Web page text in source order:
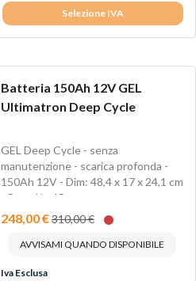
Selezione IVA
Batteria 150Ah 12V GEL
Ultimatron Deep Cycle
GEL Deep Cycle - senza
manutenzione - scarica profonda -
150Ah 12V - Dim: 48,4 x 17 x 24,1 cm
- Peso Kg 45
248,00 €310,00 €
AVVISAMI QUANDO DISPONIBILE
Iva Esclusa